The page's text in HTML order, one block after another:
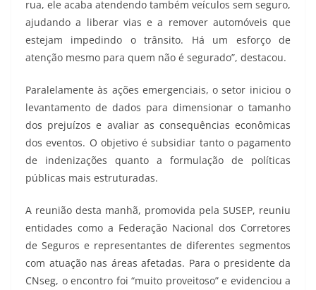
rua, ele acaba atendendo também veículos sem seguro,
ajudando a liberar vias e a remover automóveis que
estejam impedindo o trânsito. Há um esforço de
atenção mesmo para quem não é segurado”, destacou.
Paralelamente às ações emergenciais, o setor iniciou o
levantamento de dados para dimensionar o tamanho
dos prejuízos e avaliar as consequências econômicas
dos eventos. O objetivo é subsidiar tanto o pagamento
de indenizações quanto a formulação de políticas
públicas mais estruturadas.
A reunião desta manhã, promovida pela SUSEP, reuniu
entidades como a Federação Nacional dos Corretores
de Seguros e representantes de diferentes segmentos
com atuação nas áreas afetadas. Para o presidente da
CNseg, o encontro foi “muito proveitoso” e evidenciou a